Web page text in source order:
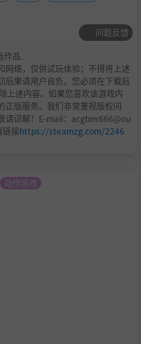
问题反馈
作品.
网络，仅供试玩体验；不得将上述
后果请用户自负。您必须在下载后
上述内容。如果您喜欢该游戏内
正版服务。我们非常重视版权问
请谅解！E-mail：acgbns666@ou
接https://steamzg.com/2246
动作游戏